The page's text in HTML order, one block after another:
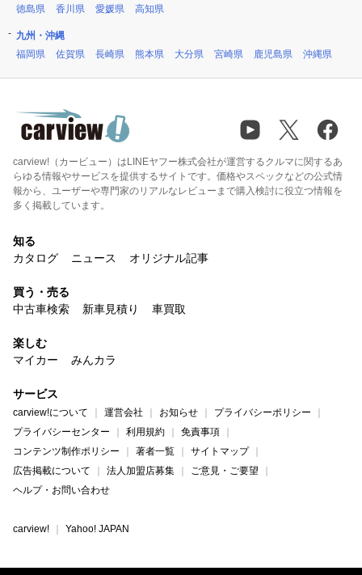
徳島県
香川県 愛媛県 高知県
九州・沖縄
福岡県
佐賀県 長崎県 熊本県 大分県 宮崎県 鹿児島県 沖縄県
carview!（カービュー）はLINEヤフー株式会社が運営するクルマに関するあ
らゆる情報やサービスを提供するサイトです。価格やスペックなどの公式情
報から、ユーザーや専門家のリアルなレビューまで購入検討に役立つ情報を
多く掲載しています。
知る
カタログ
ニュース オリジナル記事
買う・売る
中古車検索
新車見積り 車買取
楽しむ
マイカー
みんカラ
サービス
carview!について 運営会社 お知らせ
プライバシーポリシー
プライバシーセンター
利用規約
免責事項
コンテンツ制作ポリシー
著者一覧
サイトマップ
広告掲載について
法人加盟店募集
ご意見・ご要望
ヘルプ・お問い合わせ
carview! Yahoo! JAPAN